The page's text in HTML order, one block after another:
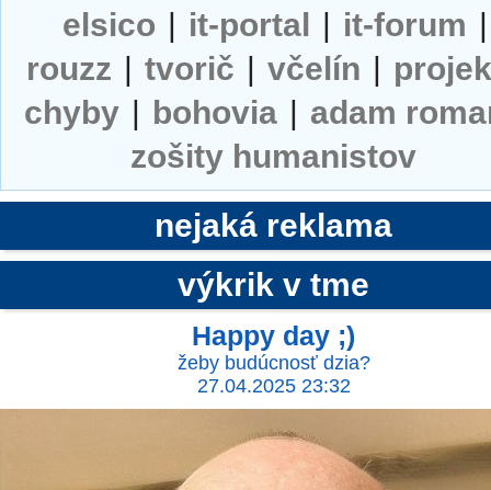
elsico | it-portal | it-forum |
rouzz | tvorič | včelín |
chyby | bohovia | adam
zošity humanistov
nejaká reklama
výkrik v tme
Happy day ;)
žeby budúcnosť dzia?
27.04.2025 23:32